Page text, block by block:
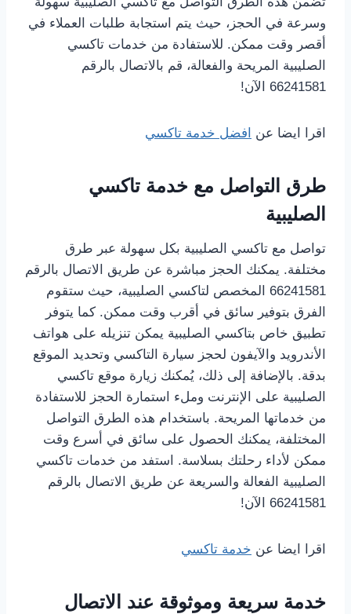
وسرعة في الحجز، حيث يتم استجابة طلبات العملاء في
أقصر وقت ممكن. للاستفادة من خدمات تاكسي
الصليبية المريحة والفعالة، قم بالاتصال بالرقم
66241581 الآن!
اقرا ايضا عن افضل خدمة تاكسي
طرق التواصل مع خدمة تاكسي
الصليبية
تواصل مع تاكسي الصليبية بكل سهولة عبر طرق
مختلفة. يمكنك الحجز مباشرة عن طريق الاتصال بالرقم
66241581 المخصص لتاكسي الصليبية، حيث ستقوم
الفرق بتوفير سائق في أقرب وقت ممكن. كما يتوفر
تطبيق خاص بتاكسي الصليبية يمكن تنزيله على هواتف
الأندرويد والآيفون لحجز سيارة التاكسي وتحديد الموقع
بدقة. بالإضافة إلى ذلك، يُمكنك زيارة موقع تاكسي
الصليبية على الإنترنت وملء استمارة الحجز للاستفادة
من خدماتها المريحة. باستخدام هذه الطرق التواصل
المختلفة، يمكنك الحصول على سائق في أسرع وقت
ممكن لأداء رحلتك بسلاسة. استفد من خدمات تاكسي
الصليبية الفعالة والسريعة عن طريق الاتصال بالرقم
66241581 الآن!
اقرا ايضا عن خدمة تاكسي
خدمة سريعة وموثوقة عند الاتصال